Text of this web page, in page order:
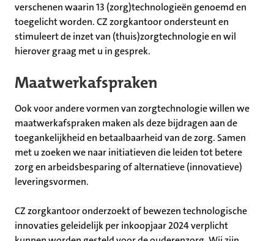
verschenen waarin 13 (zorg)technologieën genoemd en
toegelicht worden. CZ zorgkantoor ondersteunt en
stimuleert de inzet van (thuis)zorgtechnologie en wil
hierover graag met u in gesprek.
Maatwerkafspraken
Ook voor andere vormen van zorgtechnologie willen we
maatwerkafspraken maken als deze bijdragen aan de
toegankelijkheid en betaalbaarheid van de zorg. Samen
met u zoeken we naar initiatieven die leiden tot betere
zorg en arbeidsbesparing of alternatieve (innovatieve)
leveringsvormen.
CZ zorgkantoor onderzoekt of bewezen technologische
innovaties geleidelijk per inkoopjaar 2024 verplicht